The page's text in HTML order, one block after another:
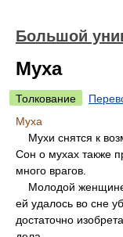
Большой
Муха
Толкование
Муха
Мухи снятся к
Сон о мухах также
много врагов.
Молодой женщине
ей удалось во сне
достаточно